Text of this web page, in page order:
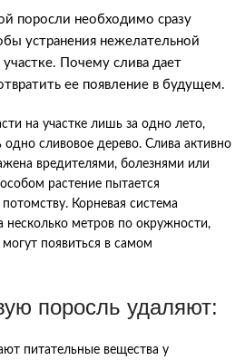
поросли необходимо сразу
устранения нежелательной
участке. Почему слива дает
ее появление в будущем.
на участке лишь за одно лето,
одно сливовое дерево. Слива активно
вредителями, болезнями или
растение пытается
Корневая система
несколько метров по окружности,
появиться в самом
поросль удаляют:
питательные вещества у